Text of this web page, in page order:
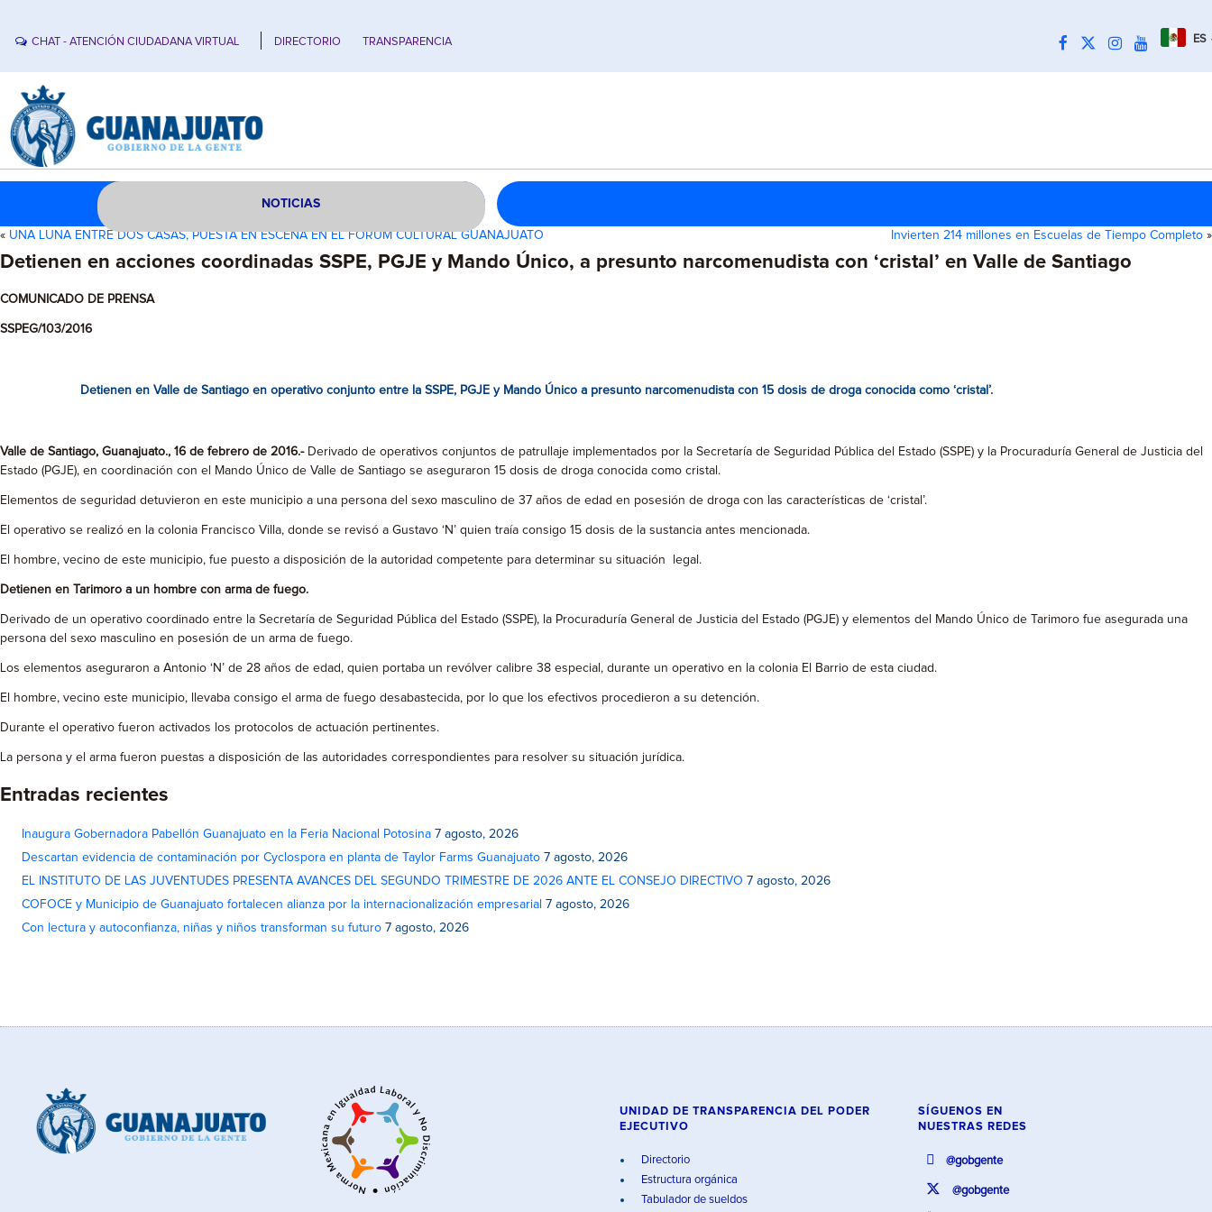
CHAT - ATENCIÓN CIUDADANA VIRTUAL DIRECTORIO TRANSPARENCIA ES
NOTICIAS
« UNA LUNA ENTRE DOS CASAS, PUESTA EN ESCENA EN EL FORUM CULTURAL GUANAJUATO Invierten 214 millones en Escuelas de Tiempo Completo »
Detienen en acciones coordinadas SSPE, PGJE y Mando Único, a presunto narcomenudista con ‘cristal’ en Valle de Santiago
COMUNICADO DE PRENSA
SSPEG/103/2016
Detienen en Valle de Santiago en operativo conjunto entre la SSPE, PGJE y Mando Único a presunto narcomenudista con 15 dosis de droga conocida como ‘cristal’.
Valle de Santiago, Guanajuato., 16 de febrero de 2016.- Derivado de operativos conjuntos de patrullaje implementados por la Secretaría de Seguridad Pública del Estado (SSPE) y la Procuraduría General de Justicia del
Estado (PGJE), en coordinación con el Mando Único de Valle de Santiago se aseguraron 15 dosis de droga conocida como cristal.
Elementos de seguridad detuvieron en este municipio a una persona del sexo masculino de 37 años de edad en posesión de droga con las características de ‘cristal’.
El operativo se realizó en la colonia Francisco Villa, donde se revisó a Gustavo ‘N’ quien traía consigo 15 dosis de la sustancia antes mencionada.
El hombre, vecino de este municipio, fue puesto a disposición de la autoridad competente para determinar su situación legal.
Detienen en Tarimoro a un hombre con arma de fuego.
Derivado de un operativo coordinado entre la Secretaría de Seguridad Pública del Estado (SSPE), la Procuraduría General de Justicia del Estado (PGJE) y elementos del Mando Único de Tarimoro fue asegurada una
persona del sexo masculino en posesión de un arma de fuego.
Los elementos aseguraron a Antonio ‘N’ de 28 años de edad, quien portaba un revólver calibre 38 especial, durante un operativo en la colonia El Barrio de esta ciudad.
El hombre, vecino este municipio, llevaba consigo el arma de fuego desabastecida, por lo que los efectivos procedieron a su detención.
Durante el operativo fueron activados los protocolos de actuación pertinentes.
La persona y el arma fueron puestas a disposición de las autoridades correspondientes para resolver su situación jurídica.
Entradas recientes
Inaugura Gobernadora Pabellón Guanajuato en la Feria Nacional Potosina 7 agosto, 2026
Descartan evidencia de contaminación por Cyclospora en planta de Taylor Farms Guanajuato 7 agosto, 2026
EL INSTITUTO DE LAS JUVENTUDES PRESENTA AVANCES DEL SEGUNDO TRIMESTRE DE 2026 ANTE EL CONSEJO DIRECTIVO 7 agosto, 2026
COFOCE y Municipio de Guanajuato fortalecen alianza por la internacionalización empresarial 7 agosto, 2026
Con lectura y autoconfianza, niñas y niños transforman su futuro 7 agosto, 2026
UNIDAD DE TRANSPARENCIA DEL PODER
EJECUTIVO
Directorio
Estructura orgánica
Tabulador de sueldos
SÍGUENOS EN
NUESTRAS REDES
@gobgente
@gobgente